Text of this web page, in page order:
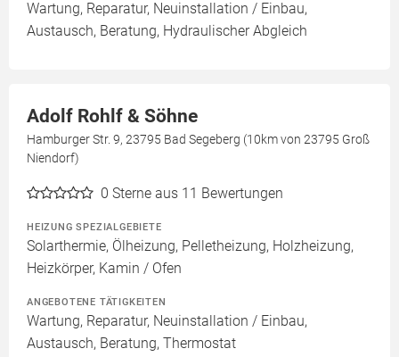
Wartung, Reparatur, Neuinstallation / Einbau,
Austausch, Beratung, Hydraulischer Abgleich
Adolf Rohlf & Söhne
Hamburger Str. 9, 23795 Bad Segeberg (10km von 23795 Groß
Niendorf)
0 Sterne aus 11 Bewertungen
HEIZUNG SPEZIALGEBIETE
Solarthermie, Ölheizung, Pelletheizung, Holzheizung,
Heizkörper, Kamin / Ofen
ANGEBOTENE TÄTIGKEITEN
Wartung, Reparatur, Neuinstallation / Einbau,
Austausch, Beratung, Thermostat